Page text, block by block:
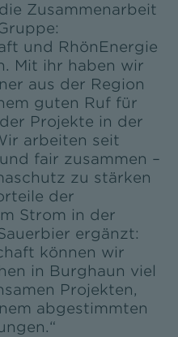
Zusammenarbeit
und RhönEnergie
Mit ihr haben wir
aus der Region
guten Ruf für
Projekte in der
arbeiten seit
fair zusammen –
zu stärken
der
Strom in der
ergänzt:
können wir
in Burghaun viel
Projekten,
abgestimmten